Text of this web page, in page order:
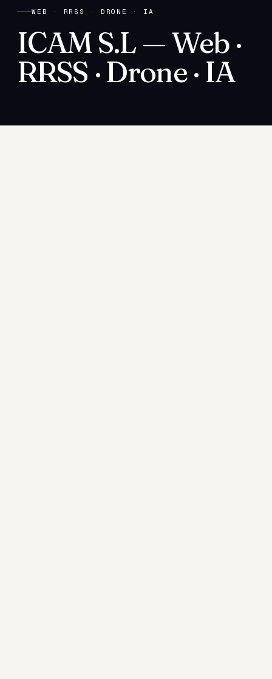
WEB · RRSS · DRONE · IA
ICAM S.L—Web ·
RRSS · Drone · IA